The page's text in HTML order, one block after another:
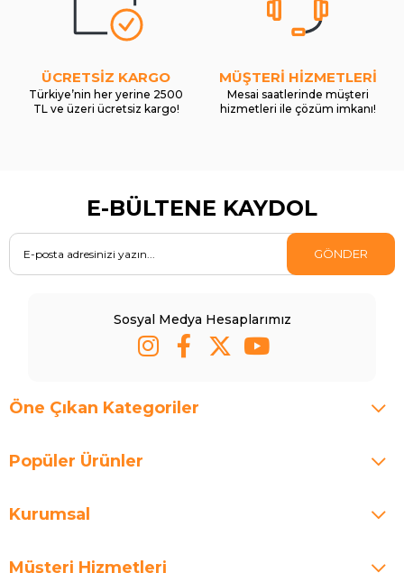
ÜCRETSİZ KARGO
Türkiye’nin her yerine 2500
TL ve üzeri ücretsiz kargo!
MÜŞTERİ HİZMETLERİ
Mesai saatlerinde müşteri
hizmetleri ile çözüm imkanı!
E-BÜLTENE KAYDOL
GÖNDER
Sosyal Medya Hesaplarımız
Öne Çıkan Kategoriler
Popüler Ürünler
Kurumsal
Müşteri Hizmetleri